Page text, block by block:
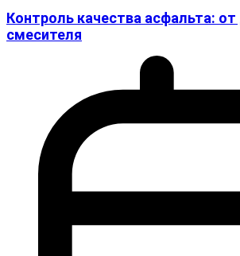
Контроль качества асфальта:
смесителя